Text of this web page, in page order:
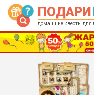
ПОДАРИ
домашние квесты для